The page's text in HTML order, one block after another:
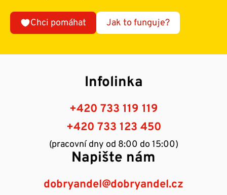
Chci pomáhat Jak to funguje?
Infolinka
+420 733 119 119
+420 733 123 450
(pracovní dny od 8:00 do 15:00)
Napište nám
dobryandel@dobryandel.cz